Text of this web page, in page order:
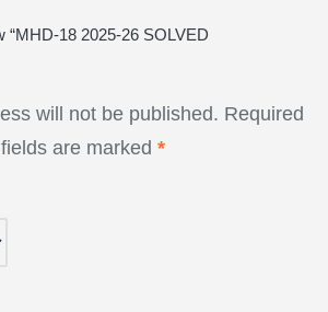
“MHD-18 2025-26 SOLVED
will not be published. Required
fields are marked *